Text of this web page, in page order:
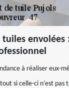
envolées
à réaliser eux-
si celle-ci n’est